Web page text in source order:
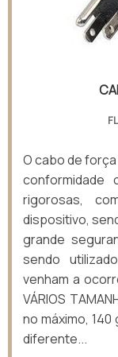
O cabo de
conformidade
rigorosas,
dispositivo,
grande
sendo
venham a
VÁRIOS
no máximo,
diferente...